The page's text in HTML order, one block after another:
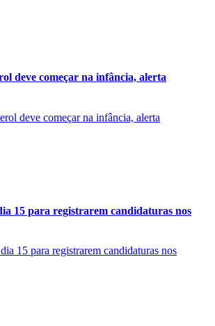
deve começar na infância, alerta
15 para registrarem candidaturas nos